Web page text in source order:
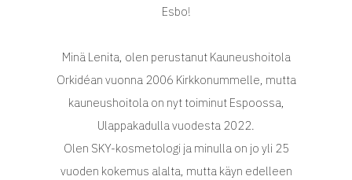
Esbo!
Minä Lenita, olen perustanut Kauneushoitola
Orkidéan vuonna 2006 Kirkkonummelle, mutta
kauneushoitola on nyt toiminut Espoossa,
Ulappakadulla vuodesta 2022.
Olen SKY-kosmetologi ja minulla on jo yli 25
vuoden kokemus alalta, mutta käyn edelleen